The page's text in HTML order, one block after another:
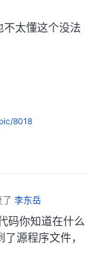
太懂这个没法
8018
了 李东岳
码你知道在什么
源程序文件，